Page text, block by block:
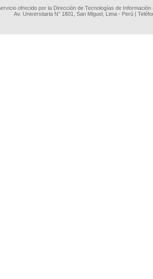
ofrecido por la Dirección de Tecnologías de
Av. Universitaria N° 1801, San Miguel, Lima - Perú |